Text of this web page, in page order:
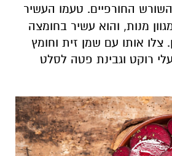
החורפיים. טעמו העשיר
מנות, והוא עשיר בחומצה
צלו אותו עם שמן זית וחומץ
רוקט וגבינת פטה לסלט